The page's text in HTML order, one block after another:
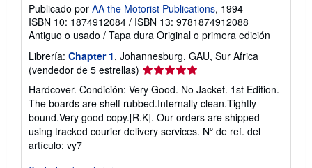
Publicado por AA the Motorist Publications, 1994
ISBN 10: 1874912084 / ISBN 13: 9781874912088
Antiguo o usado / Tapa dura Original o primera edición
Librería: Chapter 1, Johannesburg, GAU, Sur Africa
(vendedor de 5 estrellas) Calificación
del
vendedor:
5
de
5
Hardcover. Condición: Very Good. No Jacket. 1st Edition.
The boards are shelf rubbed.Internally clean.Tightly
bound.Very good copy.[R.K]. Our orders are shipped
using tracked courier delivery services. Nº de ref. del
artículo: vy7